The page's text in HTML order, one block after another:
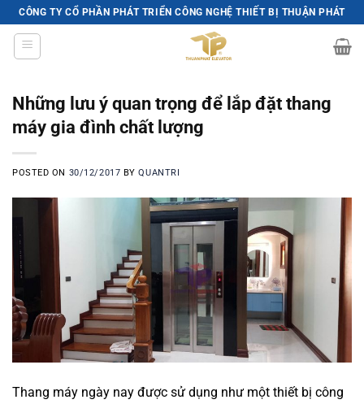
Skip
to
content
CÔNG TY CỔ PHẦN PHÁT TRIỂN CÔNG NGHỆ THIẾT BỊ THUẬN PHÁT
Những lưu ý quan trọng để lắp đặt thang
máy gia đình chất lượng
POSTED ON 30/12/2017 BYQUANTRI
Thang máy ngày nay được sử dụng như một thiết bị công